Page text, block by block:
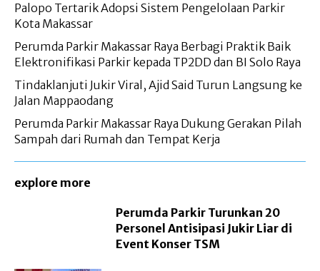
Palopo Tertarik Adopsi Sistem Pengelolaan Parkir
Kota Makassar
Perumda Parkir Makassar Raya Berbagi Praktik Baik
Elektronifikasi Parkir kepada TP2DD dan BI Solo Raya
Tindaklanjuti Jukir Viral, Ajid Said Turun Langsung ke
Jalan Mappaodang
Perumda Parkir Makassar Raya Dukung Gerakan Pilah
Sampah dari Rumah dan Tempat Kerja
explore more
Perumda Parkir Turunkan 20
Personel Antisipasi Jukir Liar di
Event Konser TSM